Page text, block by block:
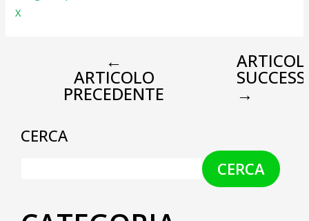
X
←
ARTICOLO
PRECEDENTE →
CERCA
CERCA